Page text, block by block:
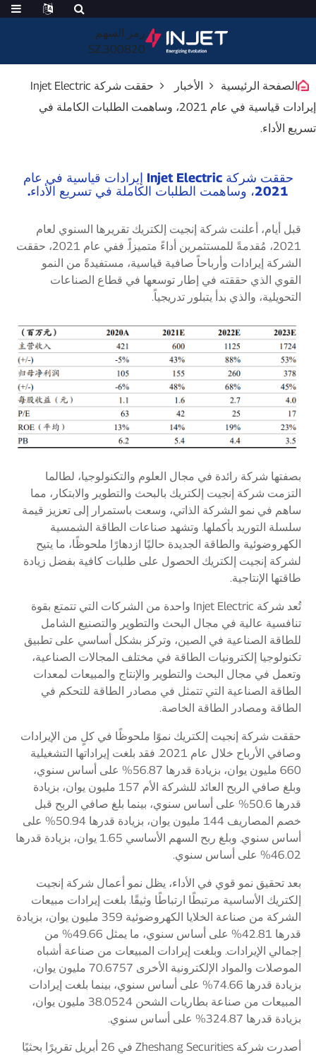
رمز السهم
300820.SZ
الصفحة الرئيسية الأخبار
حققت شركة Injet Electric
إيرادات قياسية في عام 2021، وساهمت الطلبات الكاملة في
تسريع الأداء.
حققت شركة Injet Electric إيرادات قياسية في عام
2021، وساهمت الطلبات الكاملة في تسريع الأداء.
قبل أيام، أعلنت شركة إنجيت إلكتريك تقريرها السنوي لعام
2021، مُقدمةً للمستثمرين أداءً متميزاً. ففي عام 2021، حققت
الشركة إيرادات وأرباحاً صافية قياسية، مستفيدةً من النمو
القوي الذي حققته في إطار توسعها في قطاع الصناعات
التحويلية، والذي بدأ يتبلور تدريجياً.
بصفتها شركة رائدة في مجال العلوم والتكنولوجيا، لطالما
التزمت شركة إنجيت إلكتريك بالبحث والتطوير والابتكار، مما
ساهم في نمو الشركة الذاتي، وسعت باستمرار إلى تعزيز قيمة
سلسلة التوريد بأكملها. وتشهد صناعات الطاقة الشمسية
الكهروضوئية والطاقة الجديدة حاليًا ازدهارًا ملحوظًا، ما يتيح
لشركة إنجيت إلكتريك الحصول على طلبات كافية بفضل زيادة
طاقتها الإنتاجية.
تُعد شركة Injet Electric واحدة من الشركات التي تتمتع بقوة
تنافسية عالية في مجال البحث والتطوير والتصنيع الشامل
للطاقة الصناعية في الصين، وتركز بشكل أساسي على تطبيق
تكنولوجيا إلكترونيات الطاقة في مختلف المجالات الصناعية،
وتعمل في مجال البحث والتطوير والإنتاج والمبيعات لمعدات
الطاقة الصناعية التي تتمثل في مصادر الطاقة للتحكم في
الطاقة ومصادر الطاقة الخاصة.
حققت شركة إنجيت إلكتريك نموًا ملحوظًا في كلٍ من الإيرادات
وصافي الأرباح خلال عام 2021. فقد بلغت إيراداتها التشغيلية
660 مليون يوان، بزيادة قدرها 56.87% على أساس سنوي،
وبلغ صافي الربح العائد للشركة الأم 157 مليون يوان، بزيادة
قدرها 50.6% على أساس سنوي، بينما بلغ صافي الربح قبل
خصم المصاريف 144 مليون يوان، بزيادة قدرها 50.94% على
أساس سنوي. وبلغ ربح السهم الأساسي 1.65 يوان، بزيادة قدرها
46.02% على أساس سنوي.
بعد تحقيق نمو قوي في الأداء، يظل نمو أعمال شركة إنجيت
إلكتريك الأساسية مرتبطًا ارتباطًا وثيقًا. بلغت إيرادات مبيعات
الشركة من صناعة الخلايا الكهروضوئية 359 مليون يوان، بزيادة
قدرها 42.81% على أساس سنوي، ما يمثل 49.66% من
إجمالي الإيرادات. وبلغت إيرادات المبيعات من صناعة أشباه
الموصلات والمواد الإلكترونية الأخرى 70.6757 مليون يوان،
بزيادة قدرها 74.66% على أساس سنوي، بينما بلغت إيرادات
المبيعات من صناعة بطاريات الشحن 38.0524 مليون يوان،
بزيادة قدرها 324.87% على أساس سنوي.
أصدرت شركة Zheshang Securities في 26 أبريل تقريرًا بحثيًا